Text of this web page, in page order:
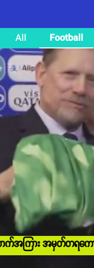
All
Football
က်အကြား အမှတ်တရကေ